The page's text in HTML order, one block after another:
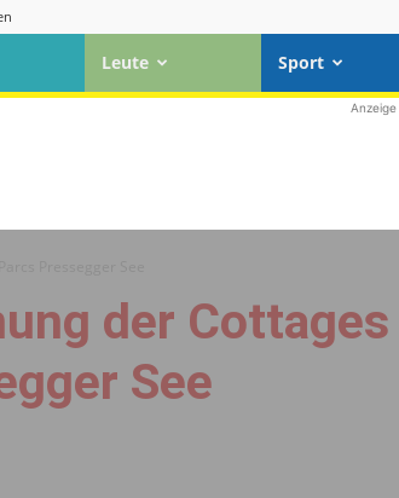
Leute Sport
Anzeige
der Cottages
See